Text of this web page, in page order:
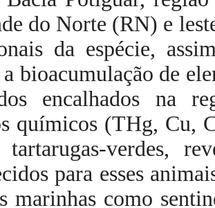
do Norte (RN) e
da espécie,
bioacumulação de
encalhados na
químicos (THg, Cu,
verdes,
para esses
marinhas como